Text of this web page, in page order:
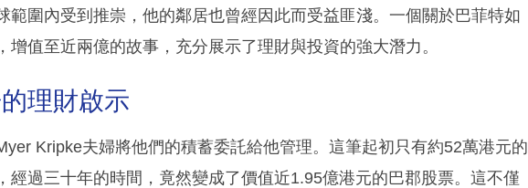
範圍內受到推崇，他的鄰居也曾經因此而受益匪淺。一個關於巴菲特如
值至近兩億的故事，充分展示了理財與投資的強大潛力。
理財啟示
Kripke夫婦將他們的積蓄委託給他管理。這筆起初只有約52萬港元的
經過三十年的時間，竟然變成了價值近1.95億港元的巴郡股票。這不僅